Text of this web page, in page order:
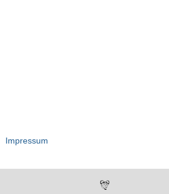
Impressum